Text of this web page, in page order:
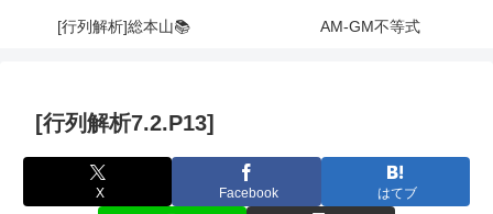
[行列解析]総本山📚 AM-GM不等式
[行列解析7.2.P13]
X Facebook はてブ